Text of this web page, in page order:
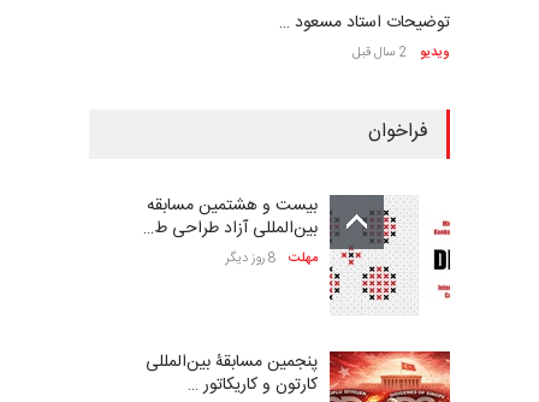
توضیحات استاد مسعود …
ویدیو 2 سال قبل
فراخوان
بیست و هشتمین مسابقه
بین‌المللی آزاد طراحی ط…
مهلت 8 روز دیگر
پنجمین مسابقۀ بین‌المللی
کارتون و کاریکاتور …